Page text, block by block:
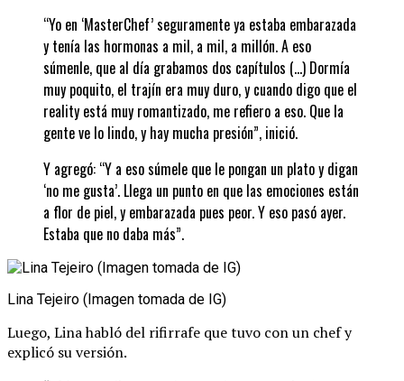
“Yo en ‘MasterChef’ seguramente ya estaba embarazada
y tenía las hormonas a mil, a mil, a millón. A eso
súmenle, que al día grabamos dos capítulos (…) Dormía
muy poquito, el trajín era muy duro, y cuando digo que el
reality está muy romantizado, me refiero a eso. Que la
gente ve lo lindo, y hay mucha presión”, inició.
Y agregó: “Y a eso súmele que le pongan un plato y digan
‘no me gusta’. Llega un punto en que las emociones están
a flor de piel, y embarazada pues peor. Y eso pasó ayer.
Estaba que no daba más”.
Lina Tejeiro (Imagen tomada de IG)
Luego, Lina habló del rifirrafe que tuvo con un chef y
explicó su versión.